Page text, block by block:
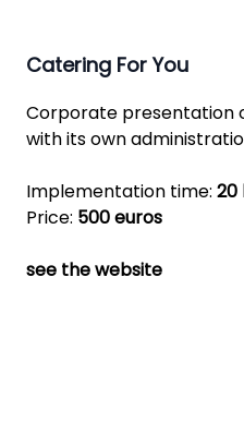
Catering For You
Corporate presentation
with its own
Implementation time: 20
Price: 500 euros
see the website